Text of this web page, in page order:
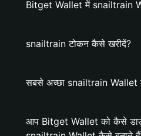
Bitget Wallet में snailtrain
snailtrain टोकन कैसे खरीदें?
सबसे अच्छा snailtrain Wallet
आप Bitget Wallet को कैसे